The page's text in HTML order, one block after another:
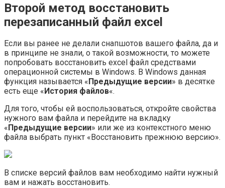
Второй метод восстановить
перезаписанный файл excel
Если вы ранее не делали снапшотов вашего файла, да и
в принципе не знали, о такой возможности, то можете
попробовать восстановить excel файл средствами
операционной системы в Windows. В Windows данная
функция называется « Предыдущие версии» в десятке
есть еще « История файлов«.
Для того, чтобы ей воспользоваться, откройте свойства
нужного вам файла и перейдите на вкладку
« Предыдущие версии» или же из контекстного меню
файла выбрать пункт «Восстановить прежнюю версию».
В списке версий файлов вам необходимо найти нужный
вам и нажать восстановить.